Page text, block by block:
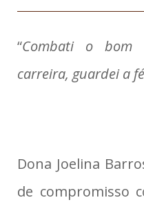
“Combati o bom
carreira, guardei a fé
Dona Joelina
de compromisso